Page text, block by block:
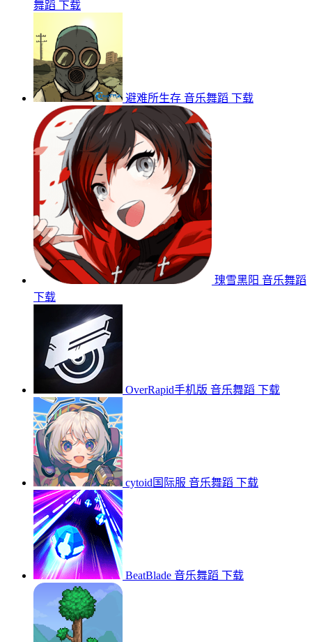
舞蹈 下载
避难所生存 音乐舞蹈 下载
瑰雪黑阳 音乐舞蹈
下载
OverRapid手机版 音乐舞蹈 下载
cytoid国际服 音乐舞蹈 下载
BeatBlade 音乐舞蹈 下载